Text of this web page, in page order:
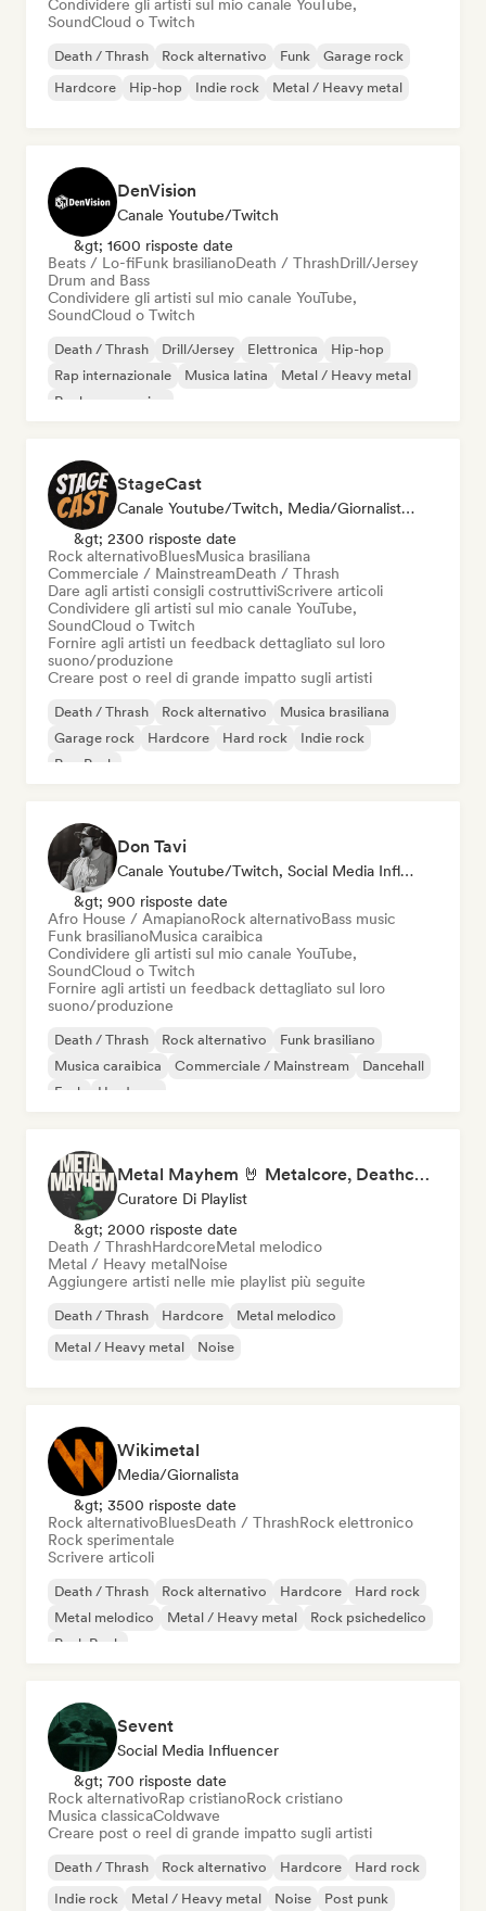
Condividere gli artisti sul mio canale YouTube,
SoundCloud o Twitch
Death / Thrash Rock alternativo Funk
Garage rock
Hardcore
Hip-hop Indie rock Metal / Heavy metal
DenVision
Canale Youtube/Twitch
&gt; 1600 risposte date
Beats / Lo-fiFunk brasilianoDeath / ThrashDrill/Jersey
Drum and Bass
Condividere gli artisti sul mio canale YouTube,
SoundCloud o Twitch
Death / Thrash Drill/Jersey Elettronica
Hip-hop
Rap internazionale
Musica latina
Metal / Heavy metal
Rock progressivo
StageCast
Canale Youtube/Twitch, Media/Giornalista, Mentore, Social Media Influencer, Esperto Del Suono
&gt; 2300 risposte date
Rock alternativoBluesMusica brasiliana
Commerciale / MainstreamDeath / Thrash
Dare agli artisti consigli costruttiviScrivere articoli
Condividere gli artisti sul mio canale YouTube,
SoundCloud o Twitch
Fornire agli artisti un feedback dettagliato sul loro
suono/produzione
Creare post o reel di grande impatto sugli artisti
Death / Thrash Rock alternativo
Musica brasiliana
Garage rock
Hardcore Hard rock
Indie rock
Pop Punk
Don Tavi
Canale Youtube/Twitch, Social Media Influencer
&gt; 900 risposte date
Afro House / AmapianoRock alternativoBass music
Funk brasilianoMusica caraibica
Condividere gli artisti sul mio canale YouTube,
SoundCloud o Twitch
Fornire agli artisti un feedback dettagliato sul loro
suono/produzione
Death / Thrash Rock alternativo
Funk brasiliano
Musica caraibica
Commerciale / Mainstream
Dancehall
Funk
Hardcore
Metal Mayhem 🤘 Metalcore, Deathcore & Progressive Metal
Curatore Di Playlist
&gt; 2000 risposte date
Death / ThrashHardcoreMetal melodico
Metal / Heavy metalNoise
Aggiungere artisti nelle mie playlist più seguite
Death / Thrash Hardcore
Metal melodico
Metal / Heavy metal
Noise
Wikimetal
Media/Giornalista
&gt; 3500 risposte date
Rock alternativoBluesDeath / ThrashRock elettronico
Rock sperimentale
Scrivere articoli
Death / Thrash Rock alternativo Hardcore
Hard rock
Metal melodico
Metal / Heavy metal
Rock psichedelico
Punk Rock
Sevent
Social Media Influencer
&gt; 700 risposte date
Rock alternativoRap cristianoRock cristiano
Musica classicaColdwave
Creare post o reel di grande impatto sugli artisti
Death / Thrash Rock alternativo Hardcore
Hard rock
Indie rock
Metal / Heavy metal Noise Post punk